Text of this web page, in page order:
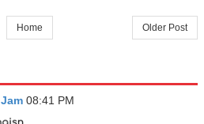
Older Post
Home
Jam 08:41 PM